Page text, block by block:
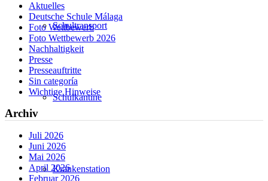
Schultransport
Schulkantine
Krankenstation
Aktuelles
Deutsche Schule Málaga
Foto Wettbewerb
Foto Wettbewerb 2026
Nachhaltigkeit
Presse
Presseauftritte
Sin categoría
Wichtige Hinweise
Archiv
Juli 2026
Juni 2026
Mai 2026
April 2026
Februar 2026